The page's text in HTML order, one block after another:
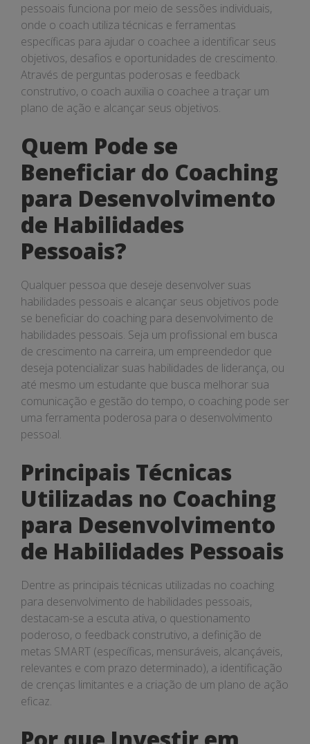
pessoais funciona por meio de sessões individuais,
onde o coach utiliza técnicas e ferramentas
específicas para ajudar o coachee a identificar seus
objetivos, desafios e oportunidades de crescimento.
Através de perguntas poderosas e feedback
construtivo, o coach auxilia o coachee a traçar um
plano de ação e alcançar seus objetivos.
Quem Pode se
Beneficiar do Coaching
para Desenvolvimento
de Habilidades
Pessoais?
Qualquer pessoa que deseje desenvolver suas
habilidades pessoais e alcançar seus objetivos pode
se beneficiar do coaching para desenvolvimento de
habilidades pessoais. Seja um profissional em busca
de crescimento na carreira, um empreendedor que
deseja potencializar suas habilidades de liderança, ou
até mesmo um estudante que busca melhorar sua
comunicação e gestão do tempo, o coaching pode ser
uma ferramenta poderosa para o desenvolvimento
pessoal.
Principais Técnicas
Utilizadas no Coaching
para Desenvolvimento
de Habilidades Pessoais
Dentre as principais técnicas utilizadas no coaching
para desenvolvimento de habilidades pessoais,
destacam-se a escuta ativa, o questionamento
poderoso, o feedback construtivo, a definição de
metas SMART (específicas, mensuráveis, alcançáveis,
relevantes e com prazo determinado), a identificação
de crenças limitantes e a criação de um plano de ação
eficaz.